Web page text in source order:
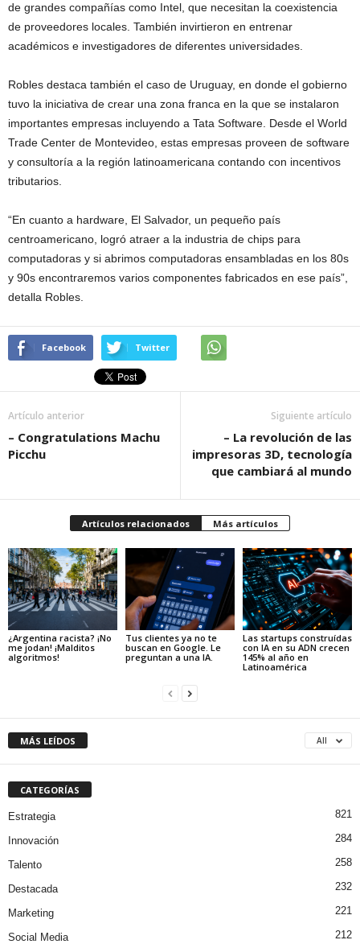
de grandes compañías como Intel, que necesitan la coexistencia
de proveedores locales. También invirtieron en entrenar
académicos e investigadores de diferentes universidades.
Robles destaca también el caso de Uruguay, en donde el gobierno
tuvo la iniciativa de crear una zona franca en la que se instalaron
importantes empresas incluyendo a Tata Software. Desde el World
Trade Center de Montevideo, estas empresas proveen de software
y consultoría a la región latinoamericana contando con incentivos
tributarios.
“En cuanto a hardware, El Salvador, un pequeño país
centroamericano, logró atraer a la industria de chips para
computadoras y si abrimos computadoras ensambladas en los 80s
y 90s encontraremos varios componentes fabricados en ese país”,
detalla Robles.
Facebook Twitter
Artículo anterior
– Congratulations Machu
Picchu
Siguiente artículo
– La revolución de las
impresoras 3D, tecnología
que cambiará al mundo
Artículos relacionados Más artículos
¿Argentina racista? ¡No
me jodan! ¡Malditos
algoritmos!
Tus clientes ya no te
buscan en Google. Le
preguntan a una IA.
Las startups construídas
con IA en su ADN crecen
145% al año en
Latinoamérica
MÁS LEÍDOS All
CATEGORÍAS
Estrategia 821
Innovación 284
Talento 258
Destacada 232
Marketing 221
Social Media 212